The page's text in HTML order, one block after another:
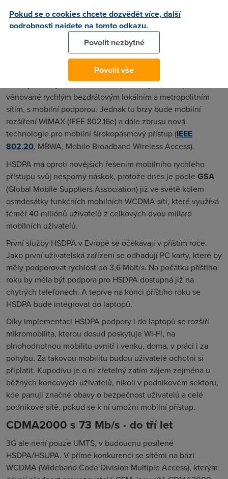
odhaduje, že rychlý přístup se nedostává zhruba 15 %
populace v původní patnáctce zemí EU, která rozhodně tak
netrpí nedostatkem nabídky dostupných širokopásmových
služeb jako nové členské státy.
HSDPA není jediným řešením pro realizaci mobilních
širokopásmových sítí. Také IEEE pokračuje ve své práci
věnované rychlým bezdrátovým lokálním a metropolitním
sítím, s mobilní podporou. Jednak tu brzy bude mobilní
rozšíření WiMAX (IEEE 802.16e) a dále zbrusu nová
technologie pro mobilní širokopásmový přístup (IEEE
802.20, MBWA, Mobile Broadband Wireless Access).
HSDPA má oproti novějších řešením mobilního rychlého
přístupu svůj nesporný náskok, protože dnes je podle GSA
(Global Mobile Suppliers Association) již ve světě kolem
osmdesátky funkčních mobilních WCDMA sítí, které využívá
téměř 40 miliónů uživatelů z celkových dvou miliard
mobilních uživatelů.
První služby HSDPA v Evropě se očekávají v příštím roce.
Jako první uživatelská zařízení se odhadují PC karty, které by
měly podporovat rychlost do 3,6 Mbit/s. Na počátku příštího
roku by měla být podpora pro HSDPA dostupná již na
chytrých telefonech. A teprve na konci příštího roku se
HSDPA bude integrovat do laptopů.
Díky implementaci HSDPA podpory i do laptopů se rozšíří
mikromobilita, kterou dosud poskytuje Wi-Fi, na
plnohodnotnou mobilitu uvnitř i venku, doma, v práci i za
pohybu. Za takovou mobilitu budou uživatelé ochotni si
připlatit. Kupodivu je o ni zřetelný zatím zájem zejména u
běžných koncových uživatelů, nikoli v podnikovém sektoru,
kde panují značné obavy o bezpečnost uživatelů a celé
podnikové sítě, pokud se k ní umožní mobilní přístup.
CDMA2000 s 73 Mb/s - do tří let
3G ale není pouze UMTS, v budoucnu posílené
HSDPA/HSUPA. V přímé konkurenci se sítěmi na bázi
WCDMA (Wideband Code Division Multiple Access), kterým
Pokud se o cookies chcete dozvědět více, další
podrobnosti najdete na tomto odkazu.
Povolit nezbytné
Povolit vše